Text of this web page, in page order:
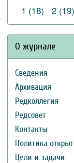
1 (18) 2 (19)
О журнале
Сведения
Архивация
Редколлегия
Редсовет
Контакты
Политика
Цели и задачи